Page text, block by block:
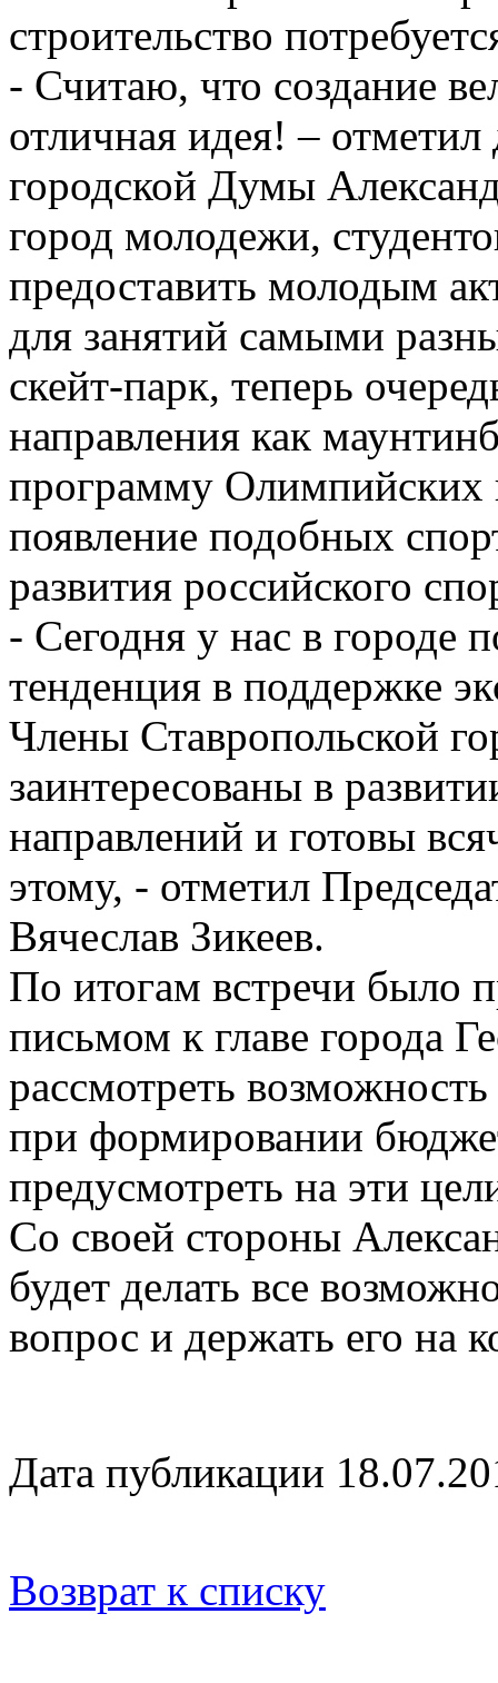
строительство
- Считаю, что создание
отличная идея! – отметил
городской Думы
город молодежи,
предоставить молодым
для занятий самыми
скейт-парк, теперь
направления как
программу Олимпийских
появление подобных
развития российского
- Сегодня у нас в городе
тенденция в поддержке
Члены Ставропольской
заинтересованы в
направлений и готовы
этому, - отметил
Вячеслав Зикеев.
По итогам встречи было
письмом к главе города
рассмотреть
при формировании
предусмотреть на эти
Со своей стороны
будет делать все
вопрос и держать его на
Дата публикации
Возврат к списку